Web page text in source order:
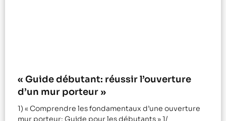
« Guide débutant: réussir l’ouverture
d’un mur porteur »
1) « Comprendre les fondamentaux d’une ouverture
mur porteur: Guide pour les débutants » 1/